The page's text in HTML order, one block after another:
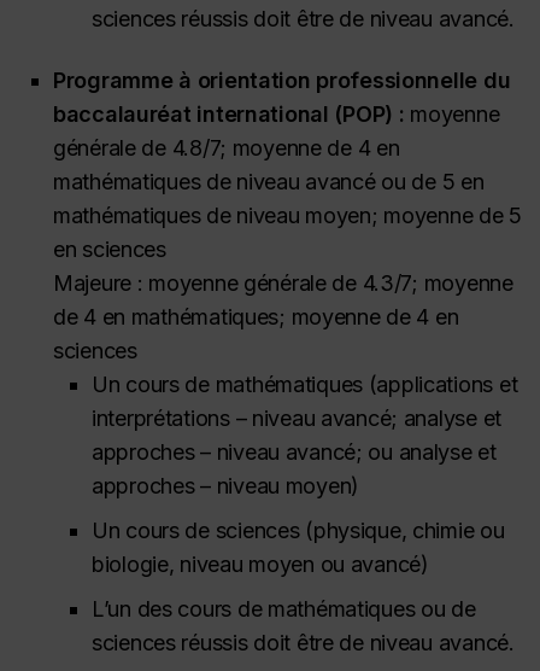
sciences réussis doit être de niveau avancé.
Programme à orientation professionnelle du
baccalauréat international (POP) : moyenne
générale de 4.8/7; moyenne de 4 en
mathématiques de niveau avancé ou de 5 en
mathématiques de niveau moyen; moyenne de 5
en sciences
Majeure : moyenne générale de 4.3/7; moyenne
de 4 en mathématiques; moyenne de 4 en
sciences
Un cours de mathématiques (applications et
interprétations – niveau avancé; analyse et
approches – niveau avancé; ou analyse et
approches – niveau moyen)
Un cours de sciences (physique, chimie ou
biologie, niveau moyen ou avancé)
L’un des cours de mathématiques ou de
sciences réussis doit être de niveau avancé.